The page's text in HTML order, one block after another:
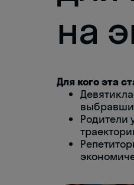
на
Для кого эта
Родители